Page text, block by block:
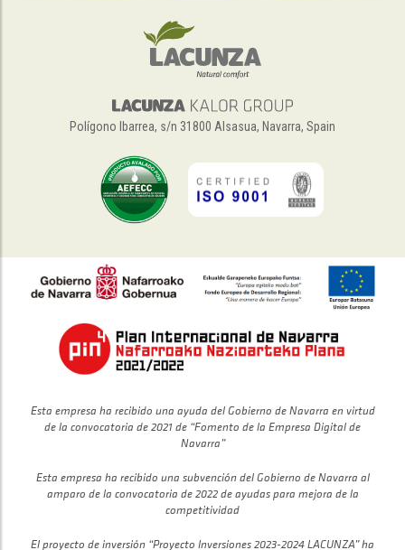
Polígono Ibarrea, s/n 31800 Alsasua, Navarra, Spain
Esta empresa ha recibido una ayuda del Gobierno de Navarra en virtud
de la convocatoria de 2021 de “Fomento de la Empresa Digital de
Navarra”
Esta empresa ha recibido una subvención del Gobierno de Navarra al
amparo de la convocatoria de 2022 de ayudas para mejora de la
competitividad
El proyecto de inversión “Proyecto Inversiones 2023-2024 LACUNZA” ha